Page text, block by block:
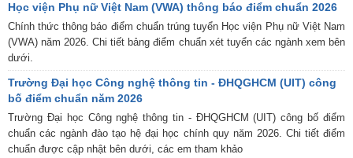
Học viện Phụ nữ Việt Nam (VWA) thông báo điểm chuẩn 2026
Chính thức thông báo điểm chuẩn trúng tuyển Học viện Phụ nữ Việt Nam
(VWA) năm 2026. Chi tiết bảng điểm chuẩn xét tuyển các ngành xem bên
dưới.
Trường Đại học Công nghệ thông tin - ĐHQGHCM (UIT) công
bố điểm chuẩn năm 2026
Trường Đại học Công nghệ thông tin - ĐHQGHCM (UIT) công bố điểm
chuẩn các ngành đào tạo hệ đại học chính quy năm 2026. Chi tiết điểm
chuẩn được cập nhật bên dưới, các em tham khảo